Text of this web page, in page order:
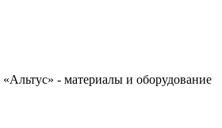
- материалы и оборудование